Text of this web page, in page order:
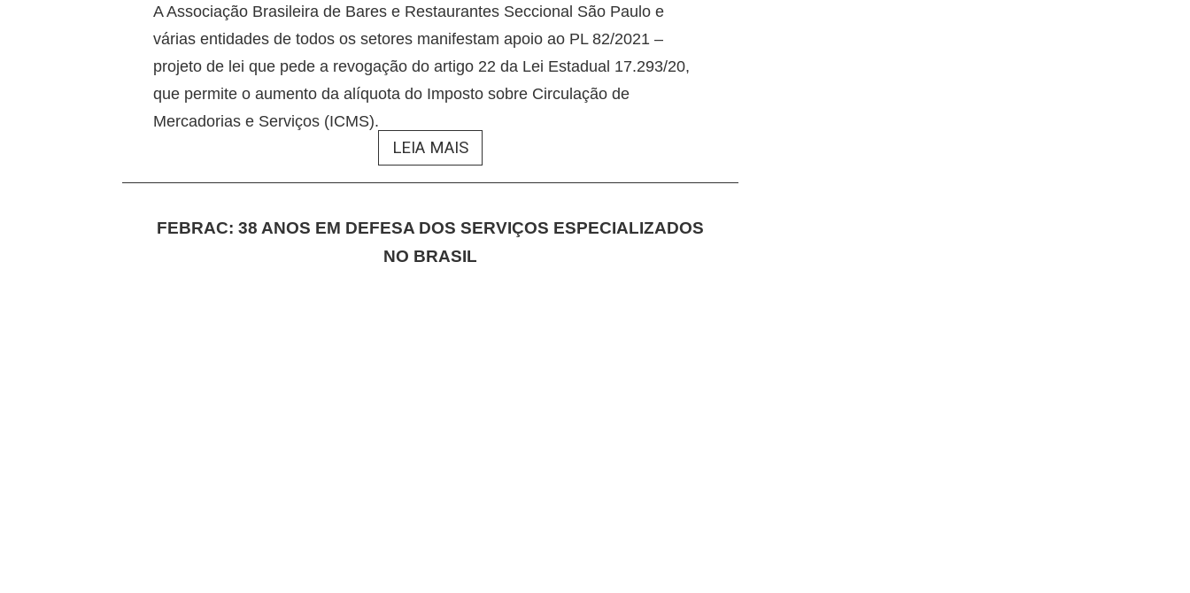
A Associação Brasileira de Bares e Restaurantes Seccional São Paulo e
várias entidades de todos os setores manifestam apoio ao PL 82/2021 –
projeto de lei que pede a revogação do artigo 22 da Lei Estadual 17.293/20,
que permite o aumento da alíquota do Imposto sobre Circulação de
Mercadorias e Serviços (ICMS).
LEIA MAIS
FEBRAC: 38 ANOS EM DEFESA DOS SERVIÇOS ESPECIALIZADOS
NO BRASIL